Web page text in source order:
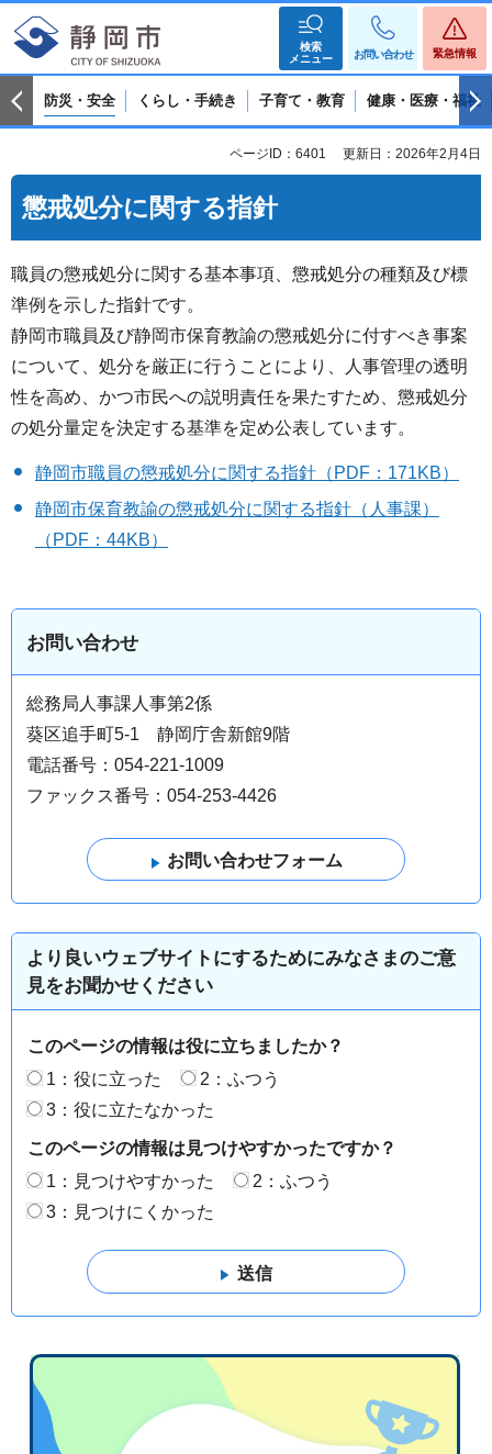
検索
メニュー
お問い合わせ 緊急情報
防災・安全 くらし・手続き 子育て・教育 健康・医療・福祉
ページID：6401 更新日：2026年2月4日
懲戒処分に関する指針
職員の懲戒処分に関する基本事項、懲戒処分の種類及び標
準例を示した指針です。
静岡市職員及び静岡市保育教諭の懲戒処分に付すべき事案
について、処分を厳正に行うことにより、人事管理の透明
性を高め、かつ市民への説明責任を果たすため、懲戒処分
の処分量定を決定する基準を定め公表しています。
静岡市職員の懲戒処分に関する指針（PDF：171KB）
静岡市保育教諭の懲戒処分に関する指針（人事課）
（PDF：44KB）
お問い合わせ
総務局人事課人事第2係
葵区追手町5-1 静岡庁舎新館9階
電話番号：054-221-1009
ファックス番号：054-253-4426
より良いウェブサイトにするためにみなさまのご意
見をお聞かせください
このページの情報は役に立ちましたか？
1：役に立った
2：ふつう
3：役に立たなかった
このページの情報は見つけやすかったですか？
1：見つけやすかった
2：ふつう
3：見つけにくかった